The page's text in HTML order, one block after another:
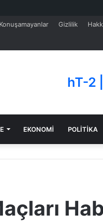
Konuşamayanlar Gizlilik
hT-2
EKONOMİ POLİTİKA